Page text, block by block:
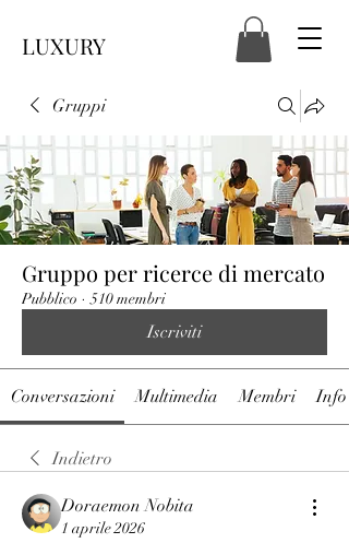
LUXURY
Gruppi
Gruppo per ricerce di mercato
Pubblico · 510 membri
Iscriviti
Conversazioni Multimedia Membri Info
Indietro
Doraemon Nobita
1 aprile 2026